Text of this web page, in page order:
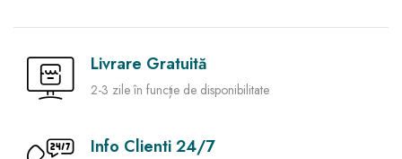
Livrare Gratuită
2-3 zile în funcție de disponibilitate
Info Clienti 24/7